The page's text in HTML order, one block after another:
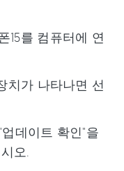
15를 컴퓨터에 연
치가 나타나면 선
데이트 확인"을
오.